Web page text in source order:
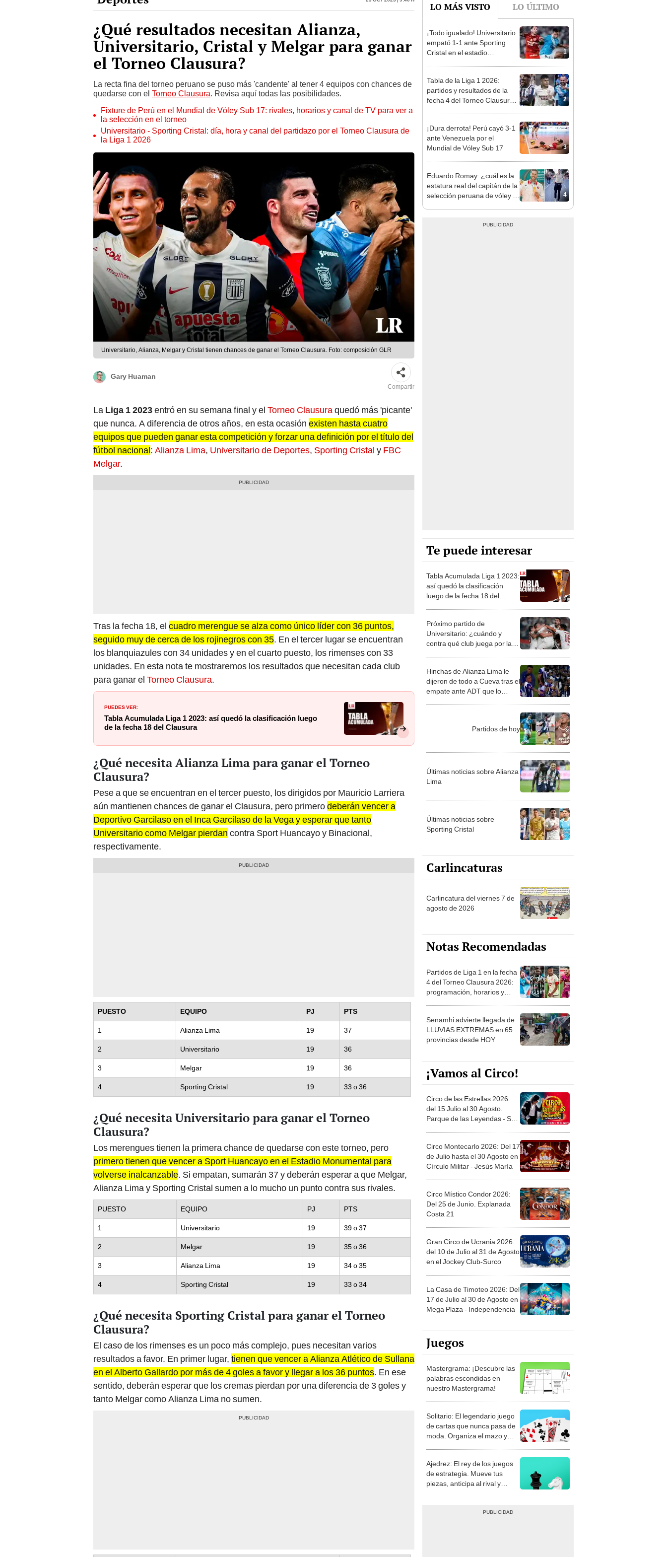
¿Qué resultados necesitan Alianza,
Universitario, Cristal y Melgar para ganar
el Torneo Clausura?
La recta fina del torneo peruano se puso más 'candente' al tener 4 equipos con chances de
quedarse con el Torneo Clausura
. Revisa aquí todas las posibilidades.
Fixture de Perú en el Mundial de Vóley Sub 17: rivales, horarios y canal de TV para ver a
la selección en el torneo
Universitario - Sporting Cristal: día, hora y canal del partidazo por el Torneo Clausura de
la Liga 1 2026
Universitario, Alianza, Melgar y Cristal tienen chances de ganar el Torneo Clausura. Foto: composición GLR
Compartir
que nunca. A diferencia de otros años, en esta ocasiónexisten hasta cuatro
equipos que pueden ganar esta competición y forzar una definición por el título del
fútbol nacional:Alianza Lima,Universitario de Deportes,Sporting CristalyFBC
Melgar.
seguido muy de cerca de los rojinegros con 35. En el tercer lugar se encuentran
los blanquiazules con 34 unidades y en el cuarto puesto, los rimenses con 33
unidades. En esta nota te mostraremos los resultados que necesitan cada club
para ganar el Torneo Clausura.
PUEDES VER:
Tabla Acumulada Liga 1 2023: así quedó la clasificación luego
de la fecha 18 del Clausura
¿Qué necesita Alianza Lima para ganar el Torneo
Clausura?
Pese a que se encuentran en el tercer puesto, los dirigidos por Mauricio Larriera
aún mantienen chances de ganar el Clausura, pero primerodeberán vencer a
Deportivo Garcilaso en el Inca Garcilaso de la Vega y esperar que tanto
Universitario como Melgar pierdancontra Sport Huancayo y Binacional,
respectivamente.
1 Alianza Lima 19 37
2 Universitario 19 36
3 Melgar 19 36
4 Sporting Cristal 19 33 o 36
Clausura?
Los merengues tienen la primera chance de quedarse con este torneo, pero
primero tienen que vencer a Sport Huancayo en el Estadio Monumental para
volverse inalcanzable. Si empatan, sumarán 37 y deberán esperar a que Melgar,
Alianza Lima y Sporting Cristal sumen a lo mucho un punto contra sus rivales.
EQUIPO
1 Universitario 19 39 o 37
2 Melgar 19 35 o 36
3 Alianza Lima 19 34 o 35
4 Sporting Cristal 19 33 o 34
Clausura?
El caso de los rimenses es un poco más complejo, pues necesitan varios
resultados a favor. En primer lugar, tienen que vencer a Alianza Atlético de Sullana
en el Alberto Gallardo por más de 4 goles a favor y llegar a los 36 puntos. En ese
sentido, deberán esperar que los cremas pierdan por una diferencia de 3 goles y
tanto Melgar como Alianza Lima no sumen.
1
¡Todo igualado! Universitario
empató 1-1 ante Sporting
Cristal en el estadio
Monumental por el Torneo
2
Tabla de la Liga 1 2026:
partidos y resultados de la
fecha 4 del Torneo Clausura y
posiciones del Acumulado
3
¡Dura derrota! Perú cayó 3-1
ante Venezuela por el
Mundial de Vóley Sub 17
4
Eduardo Romay: ¿cuál es la
estatura real del capitán de la
selección peruana de vóley y
cómo se volvió influencer?
Te puede interesar
Tabla Acumulada Liga 1 2023:
así quedó la clasificación
luego de la fecha 18 del
Clausura
Próximo partido de
Universitario: ¿cuándo y
contra qué club juega por la
última fecha de la Liga 1?
Hinchas de Alianza Lima le
dijeron de todo a Cueva tras el
empate ante ADT que lo
alejan del Clausura
Lima
Sporting Cristal
Carlincaturas
agosto de 2026
Notas Recomendadas
Partidos de Liga 1 en la fecha
4 del Torneo Clausura 2026:
programación, horarios y
Senamhi advierte llegada de
LLUVIAS EXTREMAS en 65
provincias desde HOY
¡Vamos al Circo!
Circo de las Estrellas 2026:
del 15 Julio al 30 Agosto.
Parque de las Leyendas - San
Miguel
Circo Montecarlo 2026: Del 17
de Julio hasta el 30 Agosto en
Círculo Militar - Jesús María
Circo Místico Condor 2026:
Del 25 de Junio. Explanada
Costa 21
Gran Circo de Ucrania 2026:
del 10 de Julio al 31 de Agosto
en el Jockey Club-Surco
La Casa de Timoteo 2026: Del
17 de Julio al 30 de Agosto en
Mega Plaza - Independencia
Juegos
Mastergrama: ¡Descubre las
palabras escondidas en
nuestro Mastergrama!
Solitario: El legendario juego
de cartas que nunca pasa de
moda. Organiza el mazo y
demuestra tu habilidad.
Ajedrez: El rey de los juegos
de estrategia. Mueve tus
piezas, anticipa al rival y
consigue el jaque mate.